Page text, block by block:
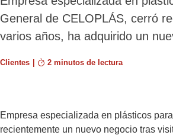
General de CELOPLÁS, cerró
varios años, ha adquirido un
Clientes 2 minutos de lectura
Empresa especializada en plásticos
recientemente un nuevo negocio tras